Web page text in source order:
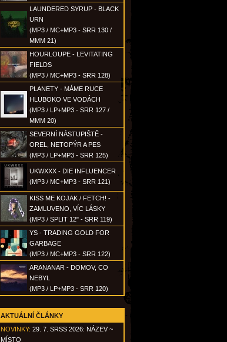
LAUNDERED SYRUP - BLACK
URN
(MP3 / MC+MP3 - SRR 130 /
MMM 21)
HOURLOUPE - LEVITATING
FIELDS
(MP3 / MC+MP3 - SRR 128)
PLANETY - MÁME RUCE
HLUBOKO VE VODÁCH
(MP3 / LP+MP3 - SRR 127 /
MMM 20)
SEVERNÍ NÁSTUPIŠTĚ -
OREL, NETOPÝR A PES
(MP3 / LP+MP3 - SRR 125)
UKWXXX - DIE INFLUENCER
(MP3 / MC+MP3 - SRR 121)
KISS ME KOJAK / FETCH! -
ZAMLUVENO, VÍC LÁSKY
(MP3 / SPLIT 12" - SRR 119)
YS - TRADING GOLD FOR
GARBAGE
(MP3 / MC+MP3 - SRR 122)
ARANANAR - DOMOV, CO
NEBYL
(MP3 / LP+MP3 - SRR 120)
AKTUÁLNÍ ČLÁNKY
NOVINKY: 29. 7. SRSS 2026: NÁZEV ~
MÍSTO